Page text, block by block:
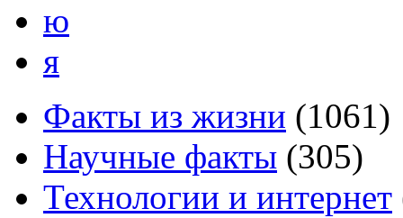
ю
я
Факты из жизни (1061)
Научные факты (305)
Технологии и интернет